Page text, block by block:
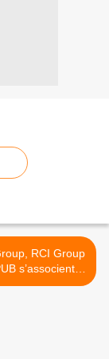
RCI Group
s’associent
AdWeb